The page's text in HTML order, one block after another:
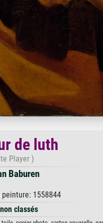
de luth
Player )
Baburen
1558844
classés